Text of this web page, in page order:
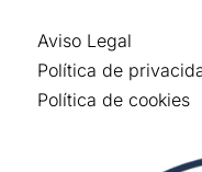
Aviso Legal
Política de
Política de cookies